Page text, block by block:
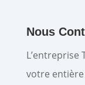
Nous
L’entreprise
votre